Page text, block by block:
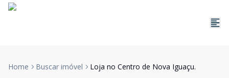
Home Buscar imóvel Loja no Centro de Nova Iguaçu.